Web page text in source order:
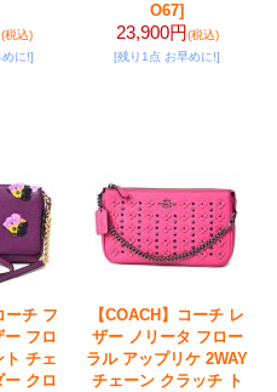
(税込)
に!]
O67]
23,900円(税込)
[残り1点 お早めに!]
ーチ フ
ー フロ
ト チェ
ー クロ
【COACH】コーチ レ
ザー ノリータ フロー
ラル アップリケ 2WAY
チェーン クラッチ ト